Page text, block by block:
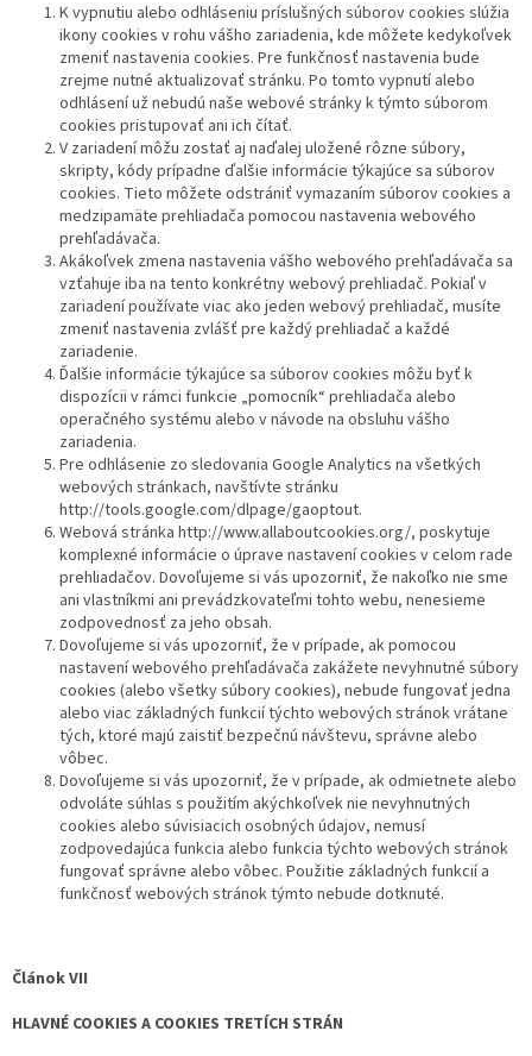
K vypnutiu alebo odhláseniu príslušných súborov cookies slúžia
ikony cookies v rohu vášho zariadenia, kde môžete kedykoľvek
zmeniť nastavenia cookies. Pre funkčnosť nastavenia bude
zrejme nutné aktualizovať stránku. Po tomto vypnutí alebo
odhlásení už nebudú naše webové stránky k týmto súborom
cookies pristupovať ani ich čítať.
V zariadení môžu zostať aj naďalej uložené rôzne súbory,
skripty, kódy prípadne ďalšie informácie týkajúce sa súborov
cookies. Tieto môžete odstrániť vymazaním súborov cookies a
medzipamäte prehliadača pomocou nastavenia webového
prehľadávača.
Akákoľvek zmena nastavenia vášho webového prehľadávača sa
vzťahuje iba na tento konkrétny webový prehliadač. Pokiaľ v
zariadení používate viac ako jeden webový prehliadač, musíte
zmeniť nastavenia zvlášť pre každý prehliadač a každé
zariadenie.
Ďalšie informácie týkajúce sa súborov cookies môžu byť k
dispozícii v rámci funkcie „pomocník“ prehliadača alebo
operačného systému alebo v návode na obsluhu vášho
zariadenia.
Pre odhlásenie zo sledovania Google Analytics na všetkých
webových stránkach, navštívte stránku
http://tools.google.com/dlpage/gaoptout.
Webová stránka http://www.allaboutcookies.org/, poskytuje
komplexné informácie o úprave nastavení cookies v celom rade
prehliadačov. Dovoľujeme si vás upozorniť, že nakoľko nie sme
ani vlastníkmi ani prevádzkovateľmi tohto webu, nenesieme
zodpovednosť za jeho obsah.
Dovoľujeme si vás upozorniť, že v prípade, ak pomocou
nastavení webového prehľadávača zakážete nevyhnutné súbory
cookies (alebo všetky súbory cookies), nebude fungovať jedna
alebo viac základných funkcií týchto webových stránok vrátane
tých, ktoré majú zaistiť bezpečnú návštevu, správne alebo
vôbec.
Dovoľujeme si vás upozorniť, že v prípade, ak odmietnete alebo
odvoláte súhlas s použitím akýchkoľvek nie nevyhnutných
cookies alebo súvisiacich osobných údajov, nemusí
zodpovedajúca funkcia alebo funkcia týchto webových stránok
fungovať správne alebo vôbec. Použitie základných funkcií a
funkčnosť webových stránok týmto nebude dotknuté.
Článok VII
HLAVNÉ COOKIES A COOKIES TRETÍCH STRÁN